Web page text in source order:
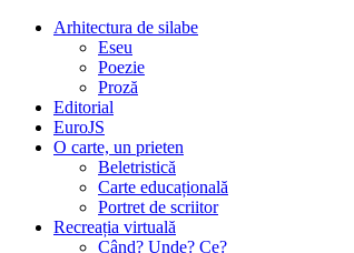
Arhitectura de silabe
Eseu
Poezie
Proză
Editorial
EuroJS
O carte, un prieten
Beletristică
Carte educațională
Portret de scriitor
Recreația virtuală
Când? Unde? Ce?